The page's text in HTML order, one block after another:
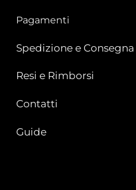
Pagamenti
Spedizione e Consegna
Resi e Rimborsi
Contatti
Guide